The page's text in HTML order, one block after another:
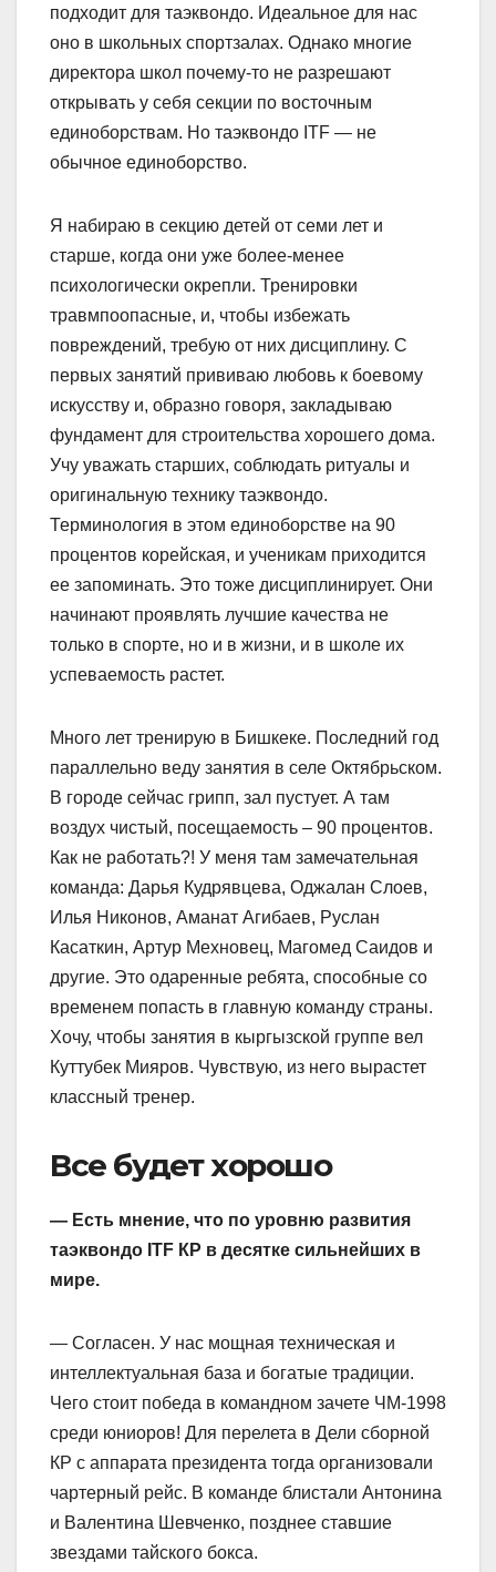
подходит для таэквондо. Идеальное для нас
оно в школьных спортзалах. Однако многие
директора школ почему-то не разрешают
открывать у себя секции по восточным
единоборствам. Но таэквондо ITF — не
обычное единоборство.
Я набираю в секцию детей от семи лет и
старше, когда они уже более-менее
психологически окрепли. Тренировки
травмпоопасные, и, чтобы избежать
повреждений, требую от них дисциплину. С
первых занятий прививаю любовь к боевому
искусству и, образно говоря, закладываю
фундамент для строительства хорошего дома.
Учу уважать старших, соблюдать ритуалы и
оригинальную технику таэквондо.
Терминология в этом единоборстве на 90
процентов корейская, и ученикам приходится
ее запоминать. Это тоже дисциплинирует. Они
начинают проявлять лучшие качества не
только в спорте, но и в жизни, и в школе их
успеваемость растет.
Много лет тренирую в Бишкеке. Последний год
параллельно веду занятия в селе Октябрьском.
В городе сейчас грипп, зал пустует. А там
воздух чистый, посещаемость – 90 процентов.
Как не работать?! У меня там замечательная
команда: Дарья Кудрявцева, Оджалан Слоев,
Илья Никонов, Аманат Агибаев, Руслан
Касаткин, Артур Мехновец, Магомед Саидов и
другие. Это одаренные ребята, способные со
временем попасть в главную команду страны.
Хочу, чтобы занятия в кыргызской группе вел
Куттубек Мияров. Чувствую, из него вырастет
классный тренер.
Все будет хорошо
— Есть мнение, что по уровню развития
таэквондо ITF КР в десятке сильнейших в
мире.
— Согласен. У нас мощная техническая и
интеллектуальная база и богатые традиции.
Чего стоит победа в командном зачете ЧМ-1998
среди юниоров! Для перелета в Дели сборной
КР с аппарата президента тогда организовали
чартерный рейс. В команде блистали Антонина
и Валентина Шевченко, позднее ставшие
звездами тайского бокса.